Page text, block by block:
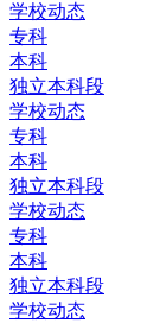
学校动态
专科
本科
独立本科段
学校动态
专科
本科
独立本科段
学校动态
专科
本科
独立本科段
学校动态